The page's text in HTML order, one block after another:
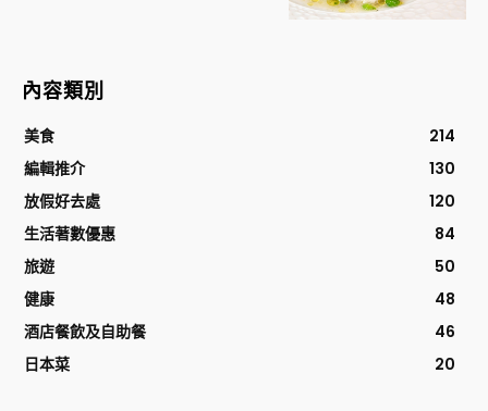
內容類別
美食
214
編輯推介
130
放假好去處
120
生活著數優惠
84
旅遊
50
健康
48
酒店餐飲及自助餐
46
日本菜
20